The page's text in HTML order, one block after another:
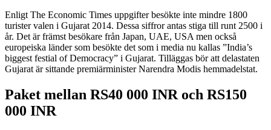
Enligt The Economic Times uppgifter besökte inte mindre 1800
turister valen i Gujarat 2014. Dessa siffror antas stiga till runt 2500 i
år. Det är främst besökare från Japan, UAE, USA men också
europeiska länder som besökte det som i media nu kallas ”India’s
biggest festial of Democracy” i Gujarat. Tilläggas bör att delastaten
Gujarat är sittande premiärminister Narendra Modis hemmadelstat.
Paket mellan RS40 000 INR och RS150
000 INR